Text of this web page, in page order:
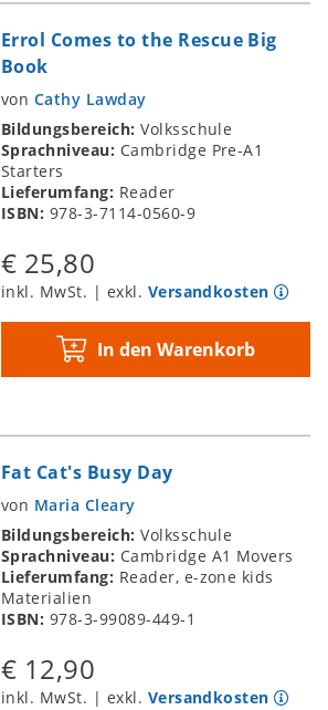
Errol Comes to the Rescue Big
Book
von Cathy Lawday
Bildungsbereich:Volksschule
Sprachniveau: Cambridge Pre-A1
Starters
Lieferumfang: Reader
ISBN: 978-3-7114-0560-9
€ 25,80
inkl. MwSt. | exkl. Versandkosten
In den Warenkorb
Fat Cat's Busy Day
von Maria Cleary
Bildungsbereich:Volksschule
Sprachniveau: Cambridge A1 Movers
Lieferumfang: Reader, e-zone kids
Materialien
ISBN: 978-3-99089-449-1
€ 12,90
inkl. MwSt. | exkl. Versandkosten